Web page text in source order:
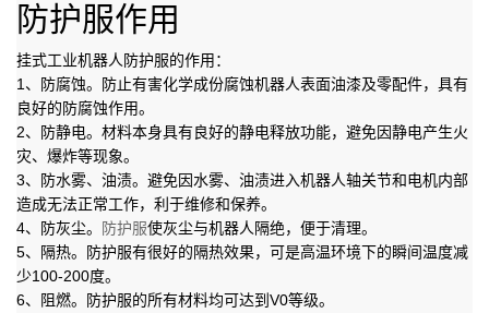
防护服作用
挂式工业机器人防护服的作用：
1、防腐蚀。防止有害化学成份腐蚀机器人表面油漆及零配件，具有
良好的防腐蚀作用。
2、防静电。材料本身具有良好的静电释放功能，避免因静电产生火
灾、爆炸等现象。
3、防水雾、油渍。避免因水雾、油渍进入机器人轴关节和电机内部
造成无法正常工作，利于维修和保养。
4、防灰尘。
防护服使灰尘与机器人隔绝，便于清理。
5、隔热。防护服有很好的隔热效果，可是高温环境下的瞬间温度减
少100-200度。
6、阻燃。防护服的所有材料均可达到V0等级。